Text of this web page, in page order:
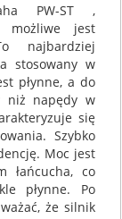
PW-ST ,
możliwe jest
najbardziej
stosowany w
płynne, a do
niż napędy w
się
Szybko
Moc jest
łańcucha, co
płynne. Po
że silnik